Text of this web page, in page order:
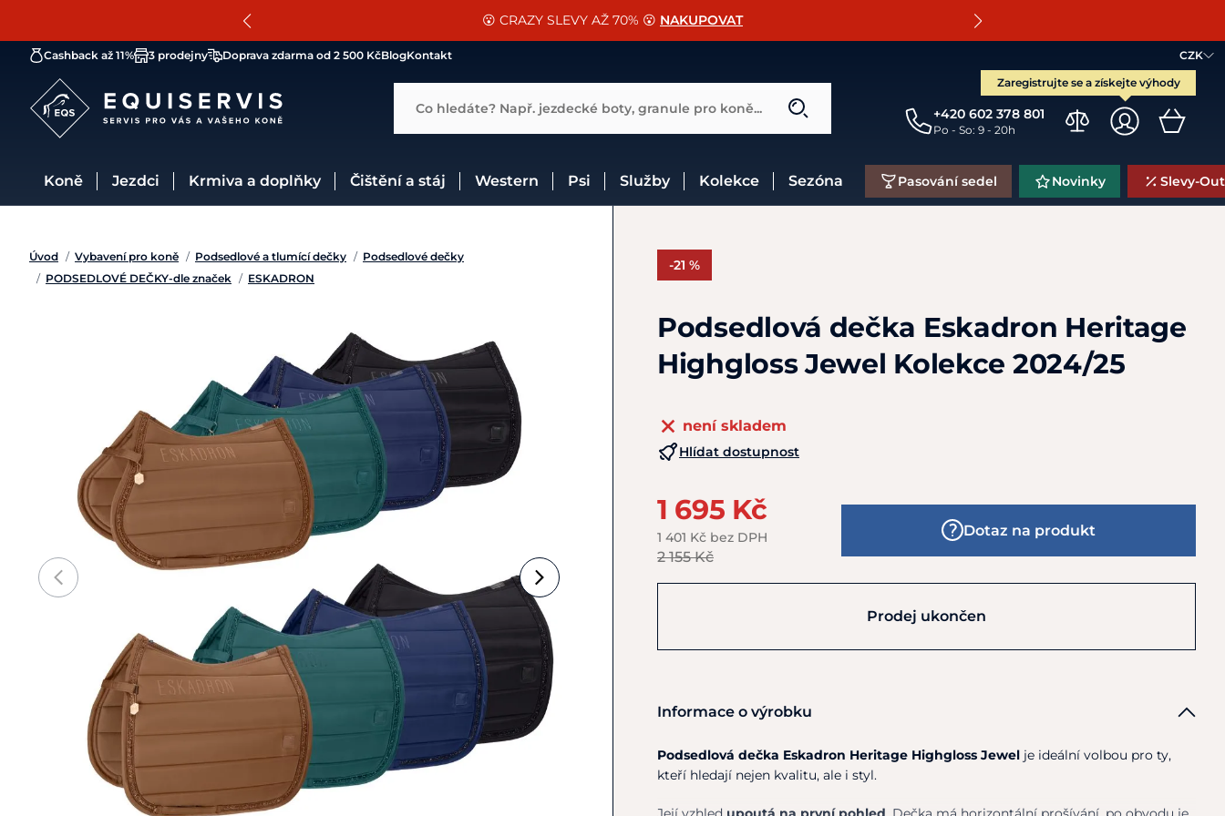
SLEVA 13% na vše od Cassini! CHCI SLEVU
😮 CRAZY SLEVY AŽ 70% 😮 NAKUPOVAT
📐Pasování a doplňky k vybraným sedlům ZDARMA 🐴
CZK
Zaregistrujte se a získejte výhody
+420 602 378 801
Po - So: 9 - 20h
Cashback až 11% 3 prodejny Doprava zdarma od 2 500 KčBlogKontakt
Co hledáte? Např. jezdecké boty, granule pro koně...
Koně Jezdci Krmiva a doplňky Čištění a stáj Western Psi Služby Kolekce Sezóna Pasování sedel Novinky Slevy-
Úvod / Vybavení pro koně / Podsedlové a tlumící dečky / Podsedlové dečky
/ PODSEDLOVÉ DEČKY-dle značek / ESKADRON
-21 %
Podsedlová dečka Eskadron Heritage
Highgloss Jewel Kolekce 2024/25
není skladem
Hlídat dostupnost
1 695 Kč
1 401 Kč bez DPH
2 155 Kč
Dotaz na produkt
Prodej ukončen
Informace o výrobku
Podsedlová dečka Eskadron Heritage Highgloss Jewel je ideální volbou pro ty,
kteří hledají nejen kvalitu, ale i styl.